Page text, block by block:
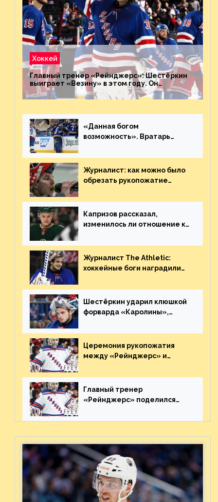
Хоккей
Главный тренер «Рейнджерс»: Шестёркин
выиграет «Везину» в этом году. Он
невероятен
«Данная богом
возможность». Вратарь
броске бутылкой в Кадри
Журналист: как можно было
обрезать рукопожатие
Плохая работа, ESPN
Капризов рассказал,
изменилось ли отношение к
Украине
Журналист The Athletic:
хоккейные боги наградили
великолепную игру
Шестёркин ударил клюшкой
форварда «Каролины»,
пятаке. Видео
Церемония рукопожатия
между «Рейнджерс» и
матча плей-офф. Видео
Главный тренер
«Рейнджерс» поделился
предстоящего финала